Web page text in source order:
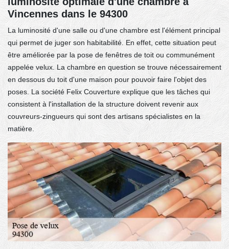
Vincennes dans le 94300
La luminosité d'une salle ou d'une chambre est l'élément principal
qui permet de juger son habitabilité. En effet, cette situation peut
être améliorée par la pose de fenêtres de toit ou communément
appelée velux. La chambre en question se trouve nécessairement
en dessous du toit d'une maison pour pouvoir faire l'objet des
poses. La société Felix Couverture explique que les tâches qui
consistent à l'installation de la structure doivent revenir aux
couvreurs-zingueurs qui sont des artisans spécialistes en la
matière.